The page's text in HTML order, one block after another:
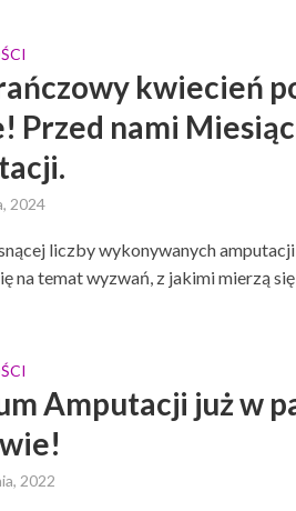
kwiecień
Przed nami
2024
liczby wykonywanych amputacji
na temat wyzwań, z jakimi mierzą
Amputacji już w
2022